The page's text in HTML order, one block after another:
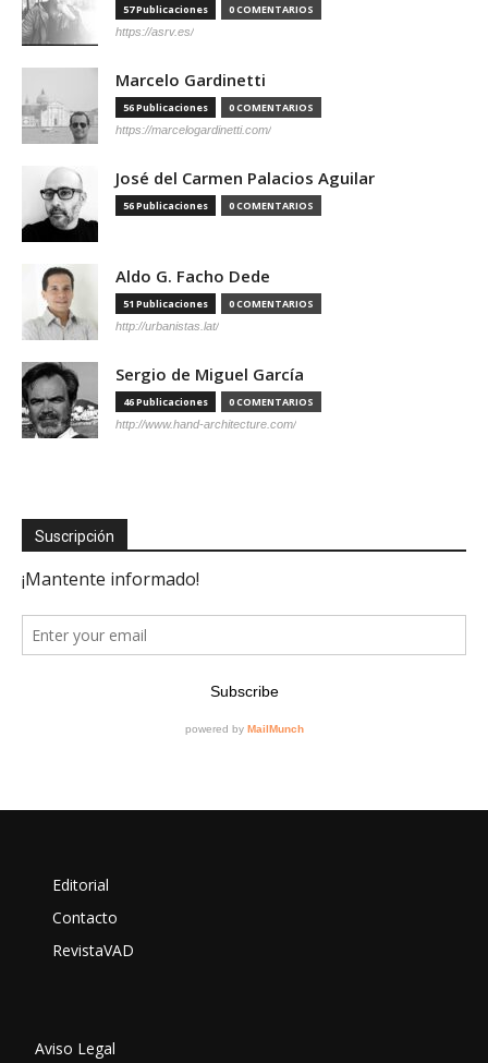
57 Publicaciones 0 COMENTARIOS
https://asrv.es/
Marcelo Gardinetti
56 Publicaciones 0 COMENTARIOS
https://marcelogardinetti.com/
José del Carmen Palacios Aguilar
56 Publicaciones 0 COMENTARIOS
Aldo G. Facho Dede
51 Publicaciones 0 COMENTARIOS
http://urbanistas.lat/
Sergio de Miguel García
46 Publicaciones 0 COMENTARIOS
http://www.hand-architecture.com/
Suscripción
Editorial
Contacto
RevistaVAD
Aviso Legal